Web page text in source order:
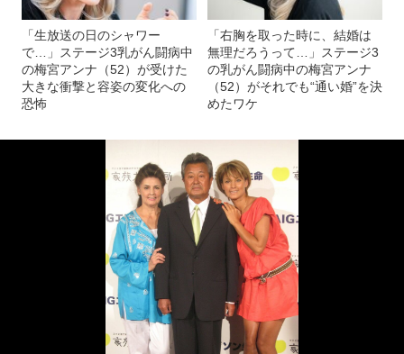
「生放送の日のシャワー
で…」ステージ3乳がん闘病中
の梅宮アンナ（52）が受けた
大きな衝撃と容姿の変化への
恐怖
「右胸を取った時に、結婚は
無理だろうって…」ステージ3
の乳がん闘病中の梅宮アンナ
（52）がそれでも“通い婚”を決
めたワケ